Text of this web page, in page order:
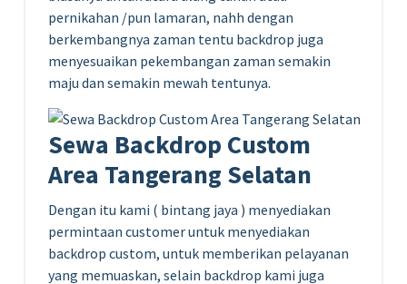
pernikahan /pun lamaran, nahh dengan
berkembangnya zaman tentu backdrop juga
menyesuaikan pekembangan zaman semakin
maju dan semakin mewah tentunya.
Sewa Backdrop Custom
Area Tangerang Selatan
Dengan itu kami ( bintang jaya ) menyediakan
permintaan customer untuk menyediakan
backdrop custom, untuk memberikan pelayanan
yang memuaskan, selain backdrop kami juga